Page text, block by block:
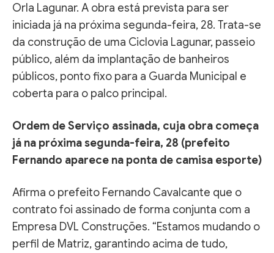
Orla Lagunar. A obra está prevista para ser
iniciada já na próxima segunda-feira, 28. Trata-se
da construção de uma Ciclovia Lagunar, passeio
público, além da implantação de banheiros
públicos, ponto fixo para a Guarda Municipal e
coberta para o palco principal.
Ordem de Serviço assinada, cuja obra começa
já na próxima segunda-feira, 28 (prefeito
Fernando aparece na ponta de camisa esporte)
Afirma o prefeito Fernando Cavalcante que o
contrato foi assinado de forma conjunta com a
Empresa DVL Construções. “Estamos mudando o
perfil de Matriz, garantindo acima de tudo,